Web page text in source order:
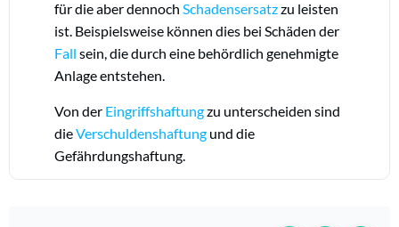
für die aber dennoch Schadensersatzzu leisten
ist. Beispielsweise können dies bei Schäden der
Fall sein, die durch eine behördlich genehmigte
Anlage entstehen.
Von der Eingriffshaftungzu unterscheiden sind
dieVerschuldenshaftung und die
Gefährdungshaftung.